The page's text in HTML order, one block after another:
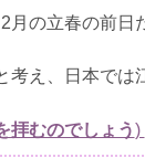
月の立春の前
考え、日本で
拝むのでしょう)